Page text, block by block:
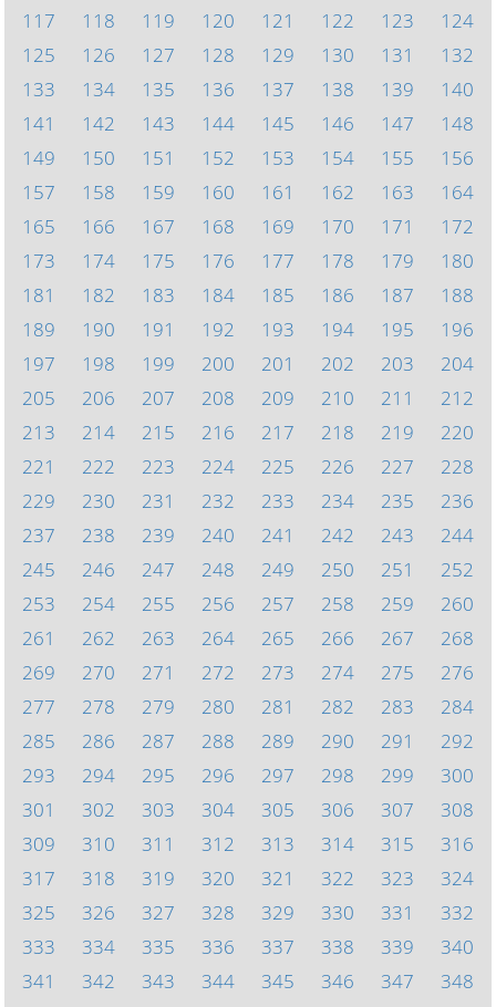
117
118 119 120 121 122 123
124
125
126 127 128 129 130 131
132
133
134 135 136 137 138 139
140
141
142 143 144 145 146 147
148
149
150 151 152 153 154 155
156
157
158 159 160 161 162 163
164
165
166 167 168 169 170 171
172
173
174 175 176 177 178 179
180
181
182 183 184 185 186 187
188
189
190 191 192 193 194 195
196
197
198 199 200 201 202 203
204
205
206 207 208 209 210 211
212
213
214 215 216 217 218 219
220
221
222 223 224 225 226 227
228
229
230 231 232 233 234 235
236
237
238 239 240 241 242 243
244
245
246 247 248 249 250 251
252
253
254 255 256 257 258 259
260
261
262 263 264 265 266 267
268
269
270 271 272 273 274 275
276
277
278 279 280 281 282 283
284
285
286 287 288 289 290 291
292
293
294 295 296 297 298 299
300
301
302 303 304 305 306 307
308
309
310 311 312 313 314 315
316
317
318 319 320 321 322 323
324
325
326 327 328 329 330 331
332
333
334 335 336 337 338 339
340
341
342 343 344 345 346 347
348